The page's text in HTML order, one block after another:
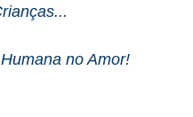
no Amor!